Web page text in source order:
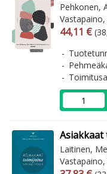
Pehkonen,
44,11 €
Laitinen,
Vastapaino,